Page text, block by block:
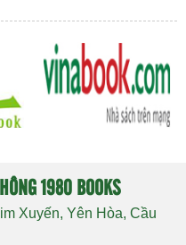
1980 BOOKS
Xuyến, Yên Hòa, Cầu